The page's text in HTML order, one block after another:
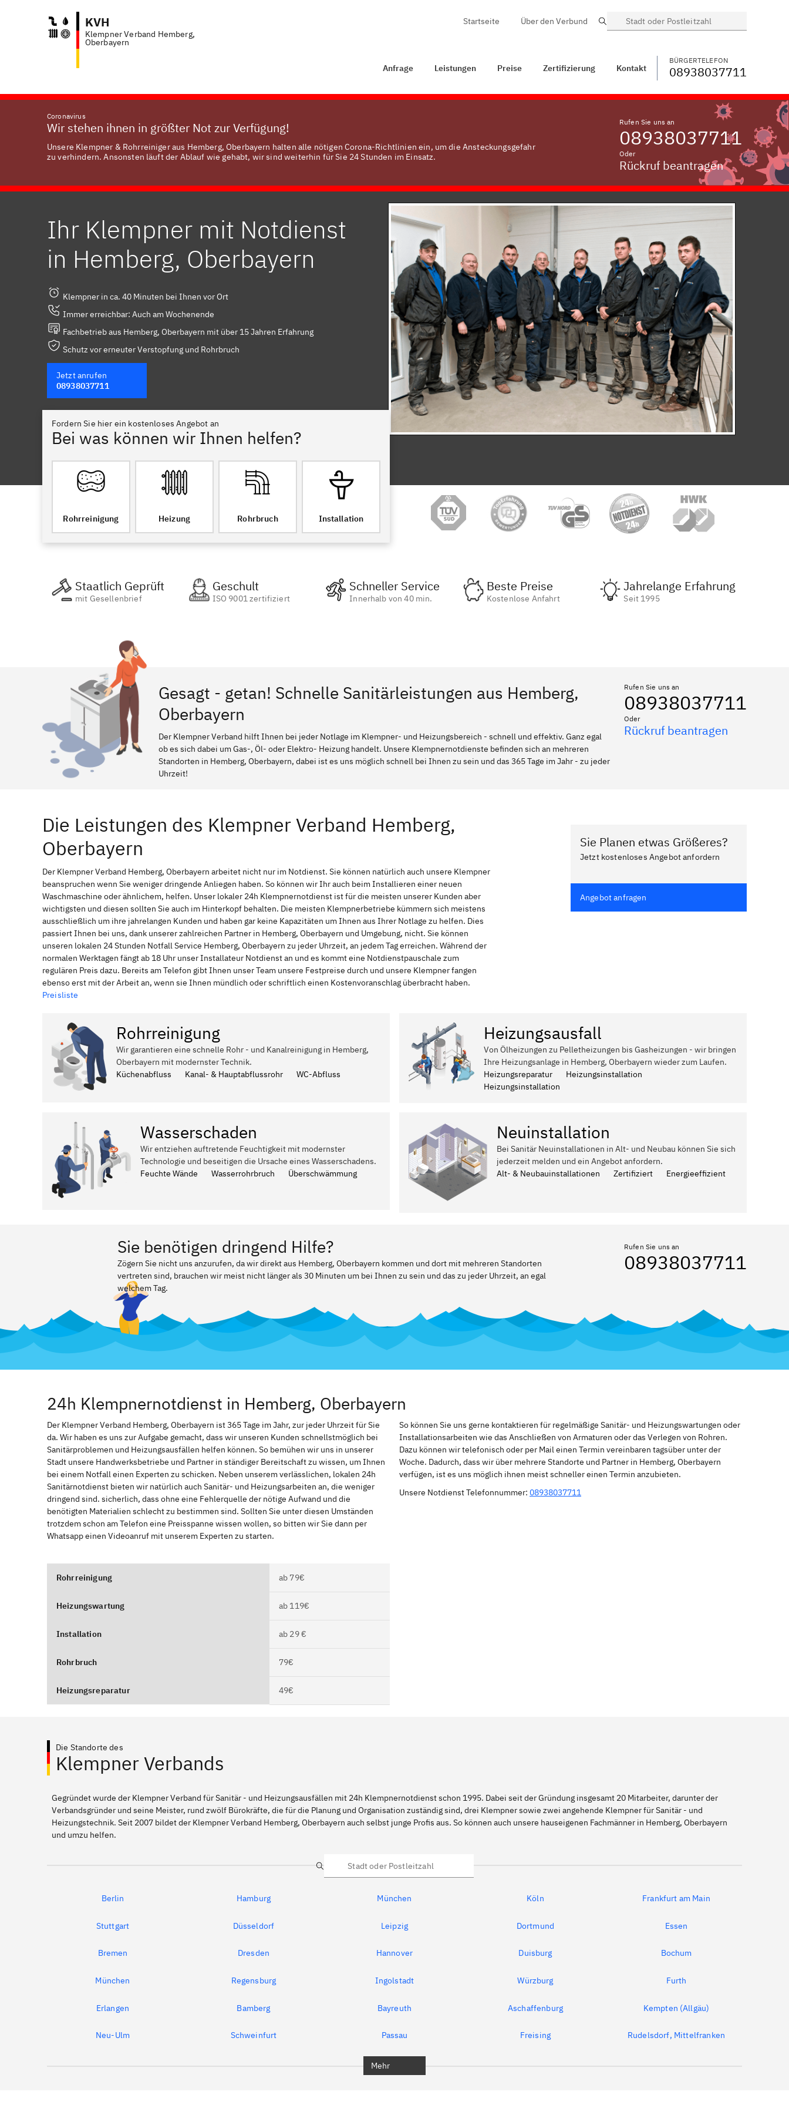
KVH
Klempner Verband Hemberg,
Oberbayern
BÜRGERTELEFON WECHSELN
Startseite Über den Verbund Suche
Anfrage Leistungen Preise Zertifizierung Kontakt
BÜRGERTELEFON
08938037711
Coronavirus
Wir stehen ihnen in größter Not zur Verfügung!
Unsere Klempner & Rohrreiniger aus Hemberg, Oberbayern halten alle nötigen Corona-Richtlinien ein, um die Ansteckungsgefahr
zu verhindern. Ansonsten läuft der Ablauf wie gehabt, wir sind weiterhin für Sie 24 Stunden im Einsatz.
Rufen Sie uns an
08938037711
Oder
Rückruf beantragen
Ihr Klempner mit Notdienst
in Hemberg, Oberbayern
Klempner in ca. 40 Minuten bei Ihnen vor Ort
Immer erreichbar: Auch am Wochenende
Fachbetrieb aus Hemberg, Oberbayern mit über 15 Jahren Erfahrung
Schutz vor erneuter Verstopfung und Rohrbruch
Jetzt anrufen
08938037711
Fordern Sie hier ein kostenloses Angebot an
Bei was können wir Ihnen helfen?
Rohrreinigung Heizung Rohrbruch Installation
Staatlich Geprüft
mit Gesellenbrief
Geschult
ISO 9001 zertifiziert
Schneller Service
Innerhalb von 40 min.
Beste Preise
Kostenlose Anfahrt
Jahrelange Erfahrung
Seit 1995
Gesagt - getan! Schnelle Sanitärleistungen aus Hemberg,
Oberbayern
Der Klempner Verband hilft Ihnen bei jeder Notlage im Klempner- und Heizungsbereich - schnell und effektiv. Ganz egal
ob es sich dabei um Gas-, Öl- oder Elektro- Heizung handelt. Unsere Klempnernotdienste befinden sich an mehreren
Standorten in Hemberg, Oberbayern, dabei ist es uns möglich schnell bei Ihnen zu sein und das 365 Tage im Jahr - zu jeder
Uhrzeit!
Rufen Sie uns an
08938037711
Oder
Rückruf beantragen
Die Leistungen des Klempner Verband Hemberg,
Oberbayern
Der Klempner Verband Hemberg, Oberbayern arbeitet nicht nur im Notdienst. Sie können natürlich auch unsere Klempner
beanspruchen wenn Sie weniger dringende Anliegen haben. So können wir Ihr auch beim Installieren einer neuen
Waschmaschine oder ähnlichem, helfen. Unser lokaler 24h Klempnernotdienst ist für die meisten unserer Kunden aber
wichtigsten und diesen sollten Sie auch im Hinterkopf behalten. Die meisten Klempnerbetriebe kümmern sich meistens
ausschließlich um ihre jahrelangen Kunden und haben gar keine Kapazitäten um Ihnen aus Ihrer Notlage zu helfen. Dies
passiert Ihnen bei uns, dank unserer zahlreichen Partner in Hemberg, Oberbayern und Umgebung, nicht. Sie können
unseren lokalen 24 Stunden Notfall Service Hemberg, Oberbayern zu jeder Uhrzeit, an jedem Tag erreichen. Während der
normalen Werktagen fängt ab 18 Uhr unser Installateur Notdienst an und es kommt eine Notdienstpauschale zum
regulären Preis dazu. Bereits am Telefon gibt Ihnen unser Team unsere Festpreise durch und unsere Klempner fangen
ebenso erst mit der Arbeit an, wenn sie Ihnen mündlich oder schriftlich einen Kostenvoranschlag überbracht haben.
Preisliste
Sie Planen etwas Größeres?
Jetzt kostenloses Angebot anfordern
Angebot anfragen
Rohrreinigung
Wir garantieren eine schnelle Rohr - und Kanalreinigung in Hemberg,
Oberbayern mit modernster Technik.
Küchenabfluss
Kanal- & Hauptabflussrohr WC-Abfluss
Heizungsausfall
Von Ölheizungen zu Pelletheizungen bis Gasheizungen - wir bringen
Ihre Heizungsanlage in Hemberg, Oberbayern wieder zum Laufen.
Heizungsreparatur
Heizungsinstallation
Heizungsinstallation
Wasserschaden
Wir entziehen auftretende Feuchtigkeit mit modernster
Technologie und beseitigen die Ursache eines Wasserschadens.
Feuchte Wände
Wasserrohrbruch Überschwämmung
Neuinstallation
Bei Sanitär Neuinstallationen in Alt- und Neubau können Sie sich
jederzeit melden und ein Angebot anfordern.
Alt- & Neubauinstallationen
Zertifiziert Energieeffizient
Sie benötigen dringend Hilfe?
Zögern Sie nicht uns anzurufen, da wir direkt aus Hemberg, Oberbayern kommen und dort mit mehreren Standorten
vertreten sind, brauchen wir meist nicht länger als 30 Minuten um bei Ihnen zu sein und das zu jeder Uhrzeit, an egal
welchem Tag.
Rufen Sie uns an
08938037711
24h Klempnernotdienst in Hemberg, Oberbayern
Der Klempner Verband Hemberg, Oberbayern ist 365 Tage im Jahr, zur jeder Uhrzeit für Sie
da. Wir haben es uns zur Aufgabe gemacht, dass wir unseren Kunden schnellstmöglich bei
Sanitärproblemen und Heizungsausfällen helfen können. So bemühen wir uns in unserer
Stadt unsere Handwerksbetriebe und Partner in ständiger Bereitschaft zu wissen, um Ihnen
bei einem Notfall einen Experten zu schicken. Neben unserem verlässlichen, lokalen 24h
Sanitärnotdienst bieten wir natürlich auch Sanitär- und Heizungsarbeiten an, die weniger
dringend sind. sicherlich, dass ohne eine Fehlerquelle der nötige Aufwand und die
benötigten Materialien schlecht zu bestimmen sind. Sollten Sie unter diesen Umständen
trotzdem schon am Telefon eine Preisspanne wissen wollen, so bitten wir Sie dann per
Whatsapp einen Videoanruf mit unserem Experten zu starten.
So können Sie uns gerne kontaktieren für regelmäßige Sanitär- und Heizungswartungen oder
Installationsarbeiten wie das Anschließen von Armaturen oder das Verlegen von Rohren.
Dazu können wir telefonisch oder per Mail einen Termin vereinbaren tagsüber unter der
Woche. Dadurch, dass wir über mehrere Standorte und Partner in Hemberg, Oberbayern
verfügen, ist es uns möglich ihnen meist schneller einen Termin anzubieten.
Unsere Notdienst Telefonnummer: 08938037711
Rohrreinigung ab 79€
Heizungswartung ab 119€
Installation ab 29 €
Rohrbruch 79€
Heizungsreparatur 49€
Die Standorte des
Klempner Verbands
Gegründet wurde der Klempner Verband für Sanitär - und Heizungsausfällen mit 24h Klempnernotdienst schon 1995. Dabei seit der Gründung insgesamt 20 Mitarbeiter, darunter der
Verbandsgründer und seine Meister, rund zwölf Bürokräfte, die für die Planung und Organisation zuständig sind, drei Klempner sowie zwei angehende Klempner für Sanitär - und
Heizungstechnik. Seit 2007 bildet der Klempner Verband Hemberg, Oberbayern auch selbst junge Profis aus. So können auch unsere hauseigenen Fachmänner in Hemberg, Oberbayern
und umzu helfen.
Suche
Berlin Hamburg München Köln Frankfurt am Main
Stuttgart Düsseldorf Leipzig Dortmund Essen
Bremen Dresden Hannover Duisburg Bochum
München Regensburg Ingolstadt Würzburg Furth
Erlangen Bamberg Bayreuth Aschaffenburg Kempten (Allgäu)
Neu-Ulm Schweinfurt Passau Freising Rudelsdorf, Mittelfranken
Mehr